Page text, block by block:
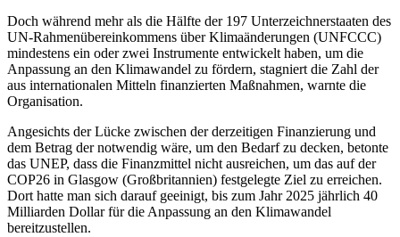
Doch während mehr als die Hälfte der 197 Unterzeichnerstaaten des
UN-Rahmenübereinkommens über Klimaänderungen (UNFCCC)
mindestens ein oder zwei Instrumente entwickelt haben, um die
Anpassung an den Klimawandel zu fördern, stagniert die Zahl der
aus internationalen Mitteln finanzierten Maßnahmen, warnte die
Organisation.
Angesichts der Lücke zwischen der derzeitigen Finanzierung und
dem Betrag der notwendig wäre, um den Bedarf zu decken, betonte
das UNEP, dass die Finanzmittel nicht ausreichen, um das auf der
COP26 in Glasgow (Großbritannien) festgelegte Ziel zu erreichen.
Dort hatte man sich darauf geeinigt, bis zum Jahr 2025 jährlich 40
Milliarden Dollar für die Anpassung an den Klimawandel
bereitzustellen.